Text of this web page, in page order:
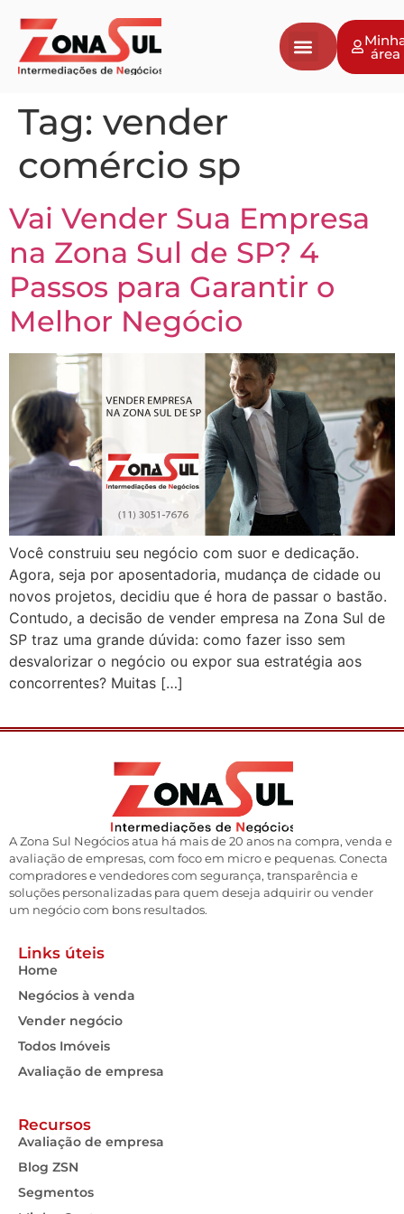
área
Tag: vender
comércio sp
Vai Vender Sua Empresa
na Zona Sul de SP? 4
Passos para Garantir o
Melhor Negócio
Você construiu seu negócio com suor e dedicação.
Agora, seja por aposentadoria, mudança de cidade ou
novos projetos, decidiu que é hora de passar o bastão.
Contudo, a decisão de vender empresa na Zona Sul de
SP traz uma grande dúvida: como fazer isso sem
desvalorizar o negócio ou expor sua estratégia aos
concorrentes? Muitas […]
A Zona Sul Negócios atua há mais de 20 anos na compra, venda e
avaliação de empresas, com foco em micro e pequenas. Conecta
compradores e vendedores com segurança, transparência e
soluções personalizadas para quem deseja adquirir ou vender
um negócio com bons resultados.
Links úteis
Home
Negócios à venda
Vender negócio
Todos Imóveis
Avaliação de empresa
Recursos
Avaliação de empresa
Blog ZSN
Segmentos